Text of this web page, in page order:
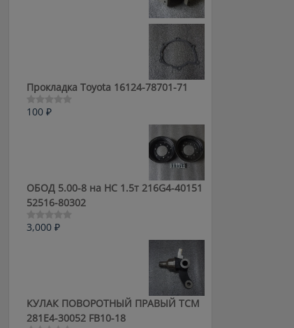
Прокладка Toyota 16124-78701-71
Оценка
100 ₽
ОБОД 5.00-8 на HC 1.5т 216G4-40151
52516-80302
Оценка
3,000 ₽
КУЛАК ПОВОРОТНЫЙ ПРАВЫЙ ТСМ
281E4-30052 FB10-18